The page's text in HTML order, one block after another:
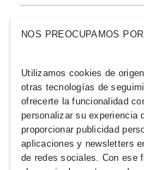
Sostenibilidad
PERU
NOS PREOCUPAMOS
Utilizamos cookies de
otras tecnologías de
ofrecerte la funcionalidad
personalizar su experiencia
proporcionar publicidad
aplicaciones y newsletters
de redes sociales. Con ese